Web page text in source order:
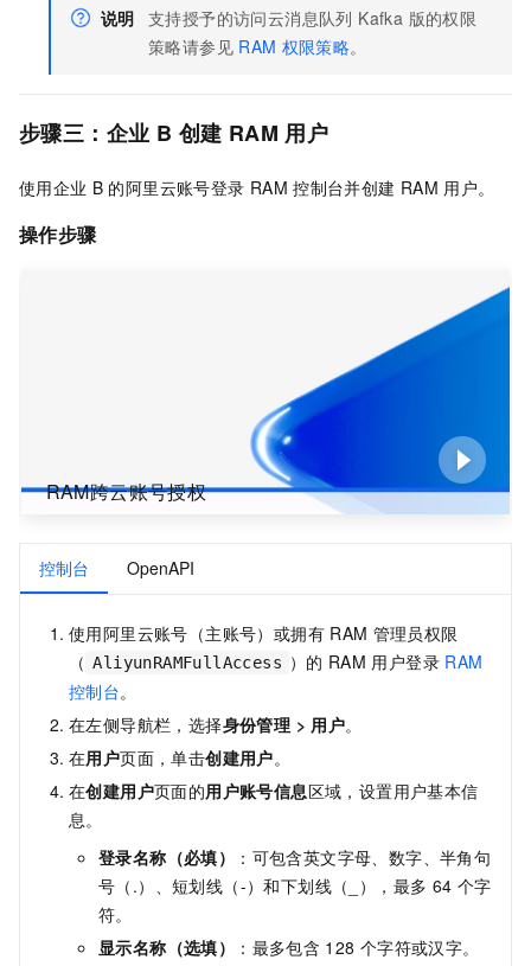
说明 支持授予的访问云消息队列 Kafka 版的权限
策略请参见 RAM 权限策略。
步骤三：企业 B 创建 RAM 用户
使用企业 B 的阿里云账号登录 RAM 控制台并创建 RAM 用户。
操作步骤
RAM跨云账号授权
控制台 OpenAPI
使用阿里云账号（主账号）或拥有 RAM 管理员权限
（ AliyunRAMFullAccess ）的 RAM 用户登录 RAM
控制台。
在左侧导航栏，选择身份管理 > 用户。
在用户页面，单击创建用户。
在创建用户页面的用户账号信息区域，设置用户基本信
息。
登录名称 （必填）
：可包含英文字母、数字、半角句
号（.）、短划线（-）和下划线（_），最多 64 个字
符。
显示名称（选填）
：最多包含 128 个字符或汉字。